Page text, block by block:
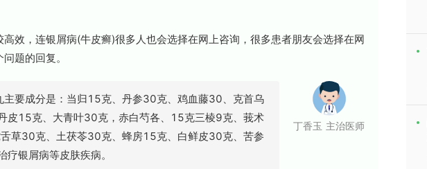
效，连银屑病(牛皮癣)很多人也会选择在网上咨询，很多患者朋友会选择在网
题的回复。
要成分是：当归15克、丹参30克、鸡血藤30、克首乌
皮15克、大青叶30克，赤白芍各、15克三棱9克、莪术
草30克、土茯苓30克、蜂房15克、白鲜皮30克、苦参
疗银屑病等皮肤疾病。
丁香玉 主治医师